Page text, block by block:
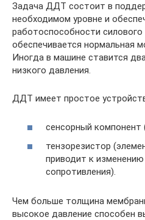
Задача ДДТ состоит в
необходимом уровне и
работоспособности силового
обеспечивается нормальная
Иногда в машине ставится
низкого давления.
ДДТ имеет простое
сенсорный компонент
тензорезистор
приводит к изменению
сопротивления).
Чем больше толщина
высокое давление способен